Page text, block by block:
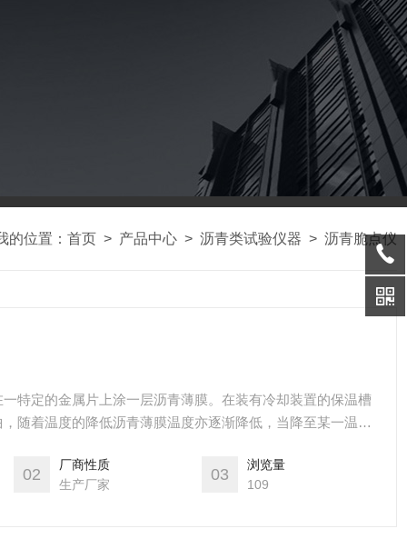
的位置： 首页 > 产品中心 > 沥青类试验仪器 > 沥青脆点仪
特定的金属片上涂一层沥青薄膜。在装有冷却装置的保温槽
随着温度的降低沥青薄膜温度亦逐渐降低，当降至某一温度
02
厂商性质
生产厂家
03
浏览量
109